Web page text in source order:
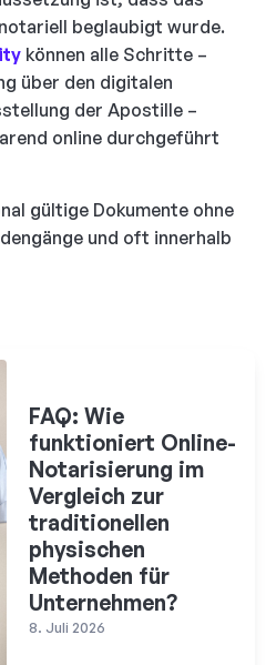
beglaubigt wurde.
können alle Schritte –
über den digitalen
der Apostille –
online durchgeführt
gültige Dokumente ohne
und oft innerhalb
FAQ: Wie
funktioniert Online-
Notarisierung im
Vergleich zur
traditionellen
physischen
Methoden für
Unternehmen?
8. Juli 2026